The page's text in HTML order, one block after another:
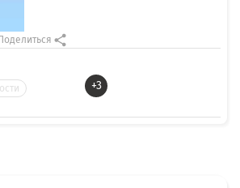
+3
Поделиться